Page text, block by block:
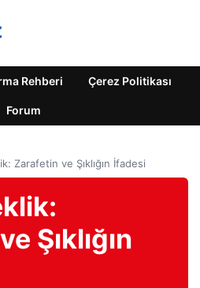
Rehberi Çerez Politikası
Forum
Zarafetin ve Şıklığın İfadesi
Şıklığın